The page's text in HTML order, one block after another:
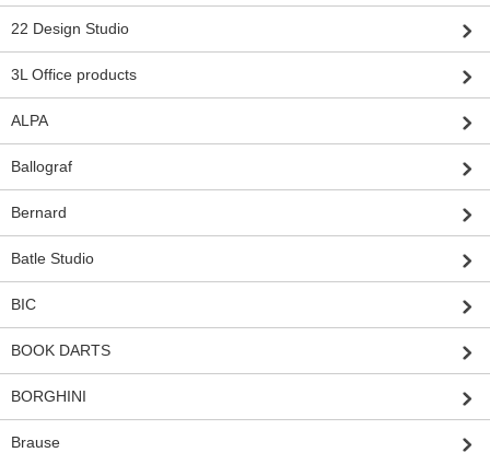
22 Design Studio
3L Office products
ALPA
Ballograf
Bernard
Batle Studio
BIC
BOOK DARTS
BORGHINI
Brause